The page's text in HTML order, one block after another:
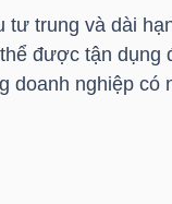
tư trung và dài
được tận dụng
doanh nghiệp có